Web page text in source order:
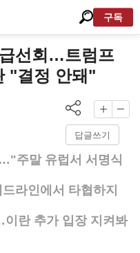
구독
선회…트럼프
"결정 안돼"
답글쓰기
주말 유럽서 서명식
라인에서 타협하지
란 추가 입장 지켜봐